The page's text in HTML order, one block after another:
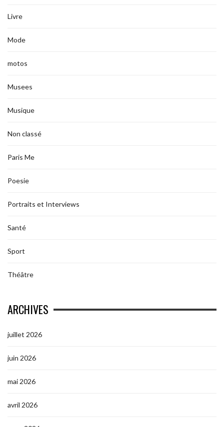
Livre
Mode
motos
Musees
Musique
Non classé
Paris Me
Poesie
Portraits et Interviews
Santé
Sport
Théâtre
ARCHIVES
juillet 2026
juin 2026
mai 2026
avril 2026